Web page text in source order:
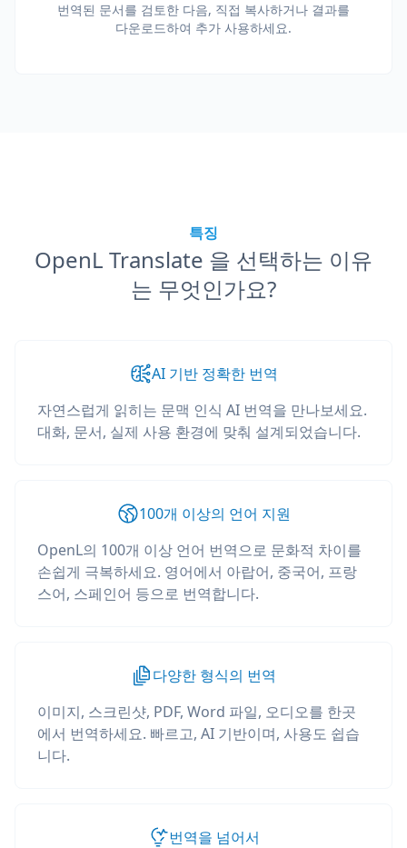
번역된 문서를 검토한 다음, 직접 복사하거나 결과를
다운로드하여 추가 사용하세요.
특징
OpenL Translate 을 선택하는 이유
는 무엇인가요?
AI 기반 정확한 번역
자연스럽게 읽히는 문맥 인식 AI 번역을 만나보세요.
대화, 문서, 실제 사용 환경에 맞춰 설계되었습니다.
100개 이상의 언어 지원
OpenL의 100개 이상 언어 번역으로 문화적 차이를
손쉽게 극복하세요. 영어에서 아랍어, 중국어, 프랑
스어, 스페인어 등으로 번역합니다.
다양한 형식의 번역
이미지, 스크린샷, PDF, Word 파일, 오디오를 한곳
에서 번역하세요. 빠르고, AI 기반이며, 사용도 쉽습
니다.
번역을 넘어서